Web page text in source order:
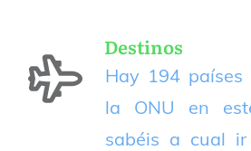
Destinos
Hay 194 países
la ONU en
sabéis a cual ir